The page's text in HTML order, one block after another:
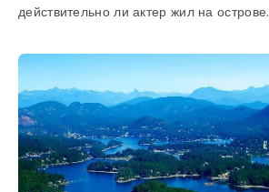
действительно ли актер жил на острове.